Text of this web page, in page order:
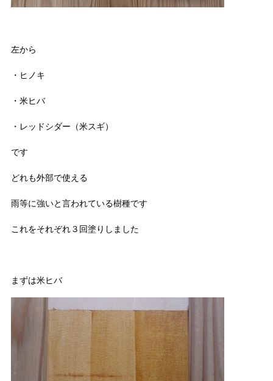
左から
・ヒノキ
・米ヒバ
・レッドシダー（米スギ）
です
どれも外部で使える
雨等に強いと言われている樹種です
これをそれぞれ３回塗りしました
まずは米ヒバ